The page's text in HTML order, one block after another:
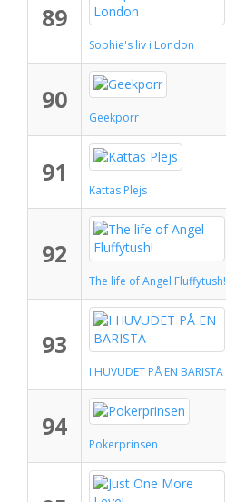
89
Sophie's liv i London
90
Geekporr
91
Kattas Plejs
92
The life of Angel Fluffytush!
93
I HUVUDET PÅ EN BARISTA
94
Pokerprinsen